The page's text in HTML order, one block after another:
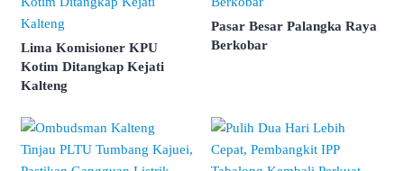
Lima Komisioner KPU
Kotim Ditangkap Kejati
Kalteng
Pasar Besar Palangka Raya
Berkobar